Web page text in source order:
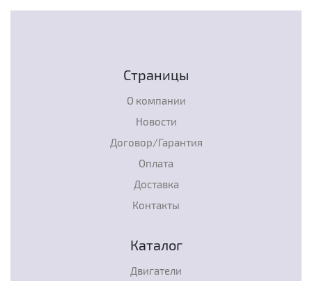
Страницы
О компании
Новости
Договор/Гарантия
Оплата
Доставка
Контакты
Каталог
Двигатели